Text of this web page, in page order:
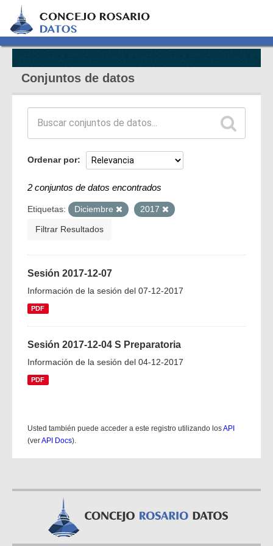
Conjuntos de datos
Ordenar por
2 conjuntos de datos encontrados
Etiquetas: Diciembre 2017
Filtrar Resultados
Sesión 2017-12-07
Información de la sesión del 07-12-2017
PDF
Sesión 2017-12-04 S Preparatoria
Información de la sesión del 04-12-2017
PDF
Usted también puede acceder a este registro utilizando losAPI
(verAPI Docs).